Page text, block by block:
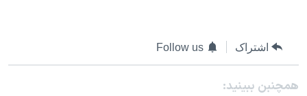
سفر پرزیدنت ترامپ به چین
اشتراک Follow us
همچنبن ببینید: